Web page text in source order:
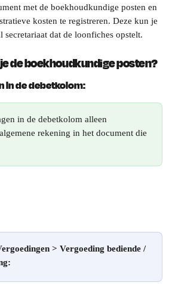
met de boekhoudkundige posten en
kosten te registreren. Deze kun je
secretariaat dat de loonfiches opstelt.
de boekhoudkundige posten?
in de debetkolom:
in de debetkolom alleen
rekening in het document die
> Vergoeding bediende /